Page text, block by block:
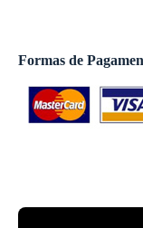
Formas de